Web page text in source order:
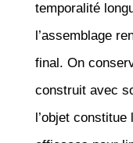
temporalité
l’assemblage
final. On
construit avec
l’objet